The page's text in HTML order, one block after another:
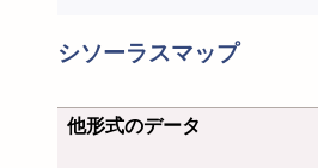
シソーラスマップ
他形式のデータ